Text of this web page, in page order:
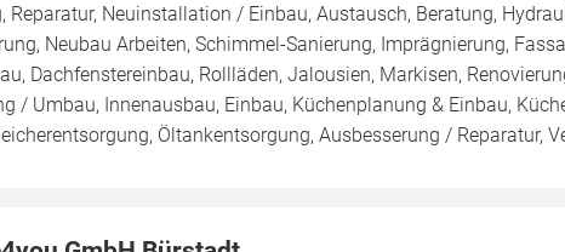
Reparatur, Neuinstallation / Einbau, Austausch, Beratung,
Neubau Arbeiten, Schimmel-Sanierung, Imprägnierung,
Dachfenstereinbau, Rollläden, Jalousien, Markisen,
/ Umbau, Innenausbau, Einbau, Küchenplanung & Einbau,
Öltankentsorgung, Ausbesserung / Reparatur,